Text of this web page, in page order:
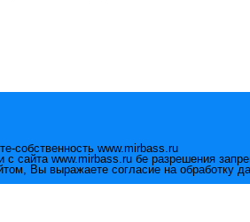
собственность www.mirbass.ru
с сайта www.mirbass.ru бе разрешения
Вы выражаете согласие на обработку